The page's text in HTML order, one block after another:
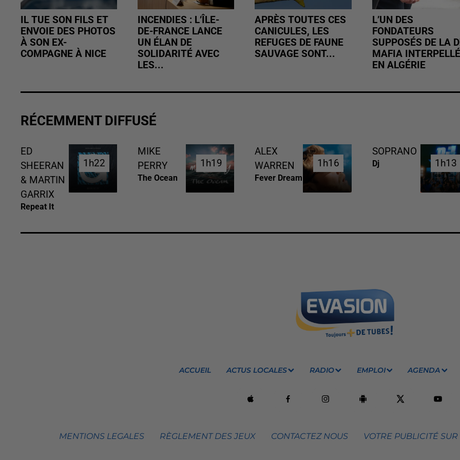
IL TUE SON FILS ET
ENVOIE DES PHOTOS
À SON EX-
COMPAGNE À NICE
INCENDIES : L’ÎLE-
DE-FRANCE LANCE
UN ÉLAN DE
SOLIDARITÉ AVEC
LES...
APRÈS TOUTES CES
CANICULES, LES
REFUGES DE FAUNE
SAUVAGE SONT...
L’UN DES
FONDATEURS
SUPPOSÉS DE LA
MAFIA INTERPELLÉ
EN ALGÉRIE
RÉCEMMENT DIFFUSÉ
ED
SHEERAN
& MARTIN
GARRIX
Repeat It
1h22
1h22
MIKE
PERRY
The Ocean
1h19
1h19
ALEX
WARREN
Fever Dream
1h16
1h16
SOPRANO
Dj 1h13
1h13
ACCUEIL ACTUS LOCALES RADIO EMPLOI AGENDA
MENTIONS LEGALES RÈGLEMENT DES JEUX CONTACTEZ NOUS VOTRE PUBLICITÉ